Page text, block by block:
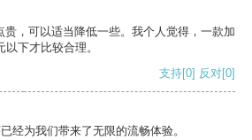
贵，可以适当降低一些。我个人觉得，一款加
下才比较合理。
支持[0] 反对[0]
经为我们带来了无限的流畅体验。